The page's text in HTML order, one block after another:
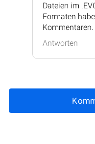
Dateien im
Formaten
Kommentaren.
Antworten